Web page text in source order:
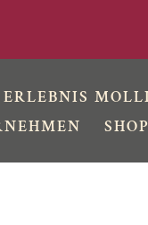
ERLEBNIS MOLLI
SHOP